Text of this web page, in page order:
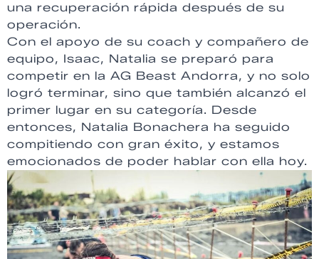
una recuperación rápida después de su
operación.
Con el apoyo de su coach y compañero de
equipo, Isaac, Natalia se preparó para
competir en la AG Beast Andorra, y no solo
logró terminar, sino que también alcanzó el
primer lugar en su categoría. Desde
entonces, Natalia Bonachera ha seguido
compitiendo con gran éxito, y estamos
emocionados de poder hablar con ella hoy.